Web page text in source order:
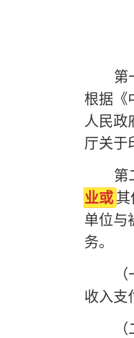
第
根据《
人民政
厅关于
第
业或
单位与
务。
收入支